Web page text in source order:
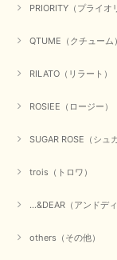
き誠にありが
ゃれ、楽し
PRIORITY（プライオ
QTUME（クチューム）
RILATO（リラート）
ROSIEE（ロージー）
SUGAR ROSE（シュ
trois（トロワ）
...&DEAR（アンドデ
others（その他）